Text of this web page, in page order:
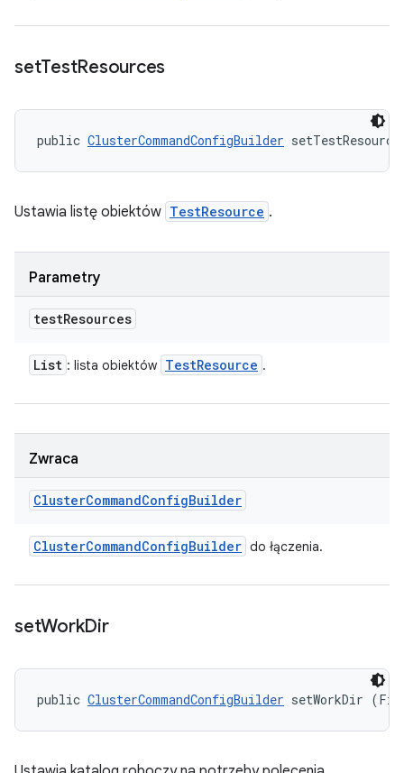
setTestResources
public ClusterCommandConfigBuilder
Ustawia listę obiektów TestResource .
Parametry
testResources
List : lista obiektów TestResource .
Zwraca
ClusterCommandConfigBuilder
ClusterCommandConfigBuilder do łączenia.
setWorkDir
public ClusterCommandConfigBuilder setWorkDir